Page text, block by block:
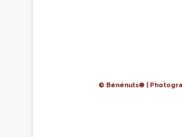
© Bénénuts® |